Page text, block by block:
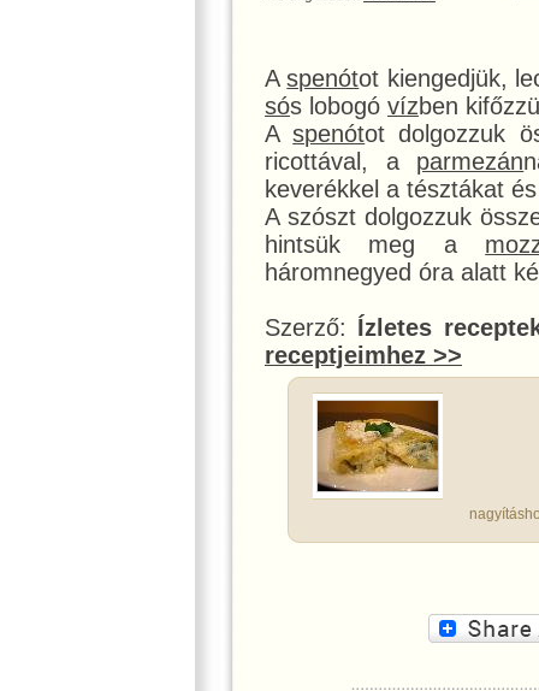
Aspenótot kiengedjük,
sós lobogó vízben
Aspenótot dolgozzuk
ricottával, a parmezán
keverékkel a tésztákat
A szószt dolgozzuk
hintsük meg a
háromnegyed óra alatt
Szerző: Ízletes
receptjeimhez >>